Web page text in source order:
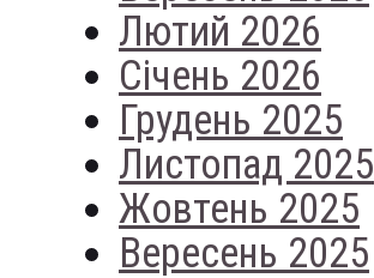
Лютий 2026
Січень 2026
Грудень 2025
Листопад 2025
Жовтень 2025
Вересень 2025